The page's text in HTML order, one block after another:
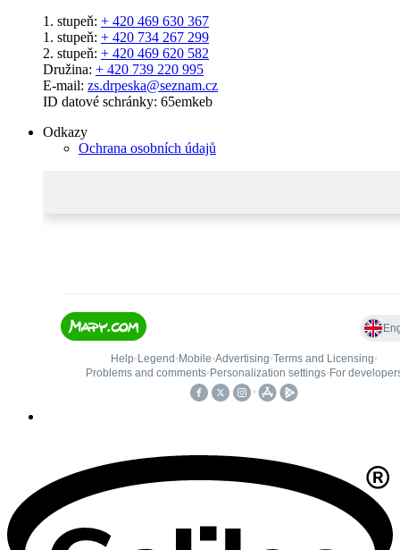
1. stupeň: + 420 469 630 367
1. stupeň: + 420 734 267 299
2. stupeň: + 420 469 620 582
Družina: + 420 739 220 995
E-mail: zs.drpeska@seznam.cz
ID datové schránky: 65emkeb
Odkazy
Ochrana osobních údajů